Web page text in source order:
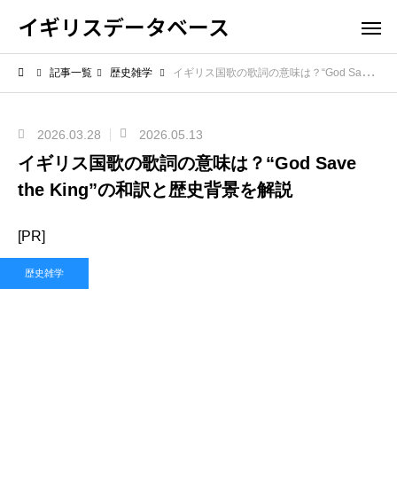
イギリスデータベース
記事一覧 歴史雑学 イギリス国歌の歌詞の意味は？“God Save the King”の和訳と歴史背景を解説
2026.03.28 2026.05.13
イギリス国歌の歌詞の意味は？“God Save
the King”の和訳と歴史背景を解説
[PR]
歴史雑学